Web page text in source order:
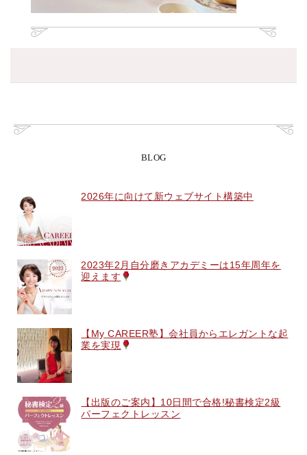
BLOG
2026年に向けて新ウェブサイト構築中
2023年2月自分磨きアカデミーは15年周年を
迎えます
【My CAREER塾】会社員からエレガントな起
業を実現
【出版のご案内】10日間で合格!秘書検定2級
パーフェクトレッスン